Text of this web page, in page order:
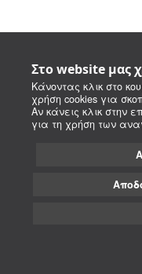
Στο website μας
Κάνοντας κλικ στο
χρήση cookies για
Αν κάνεις κλικ στην
για τη χρήση των